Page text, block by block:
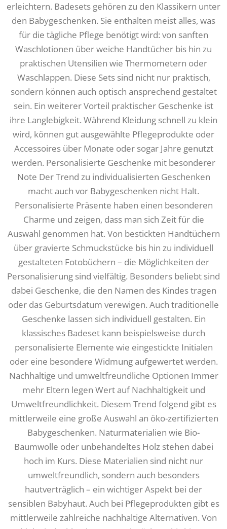
erleichtern. Badesets gehören zu den Klassikern unter
den Babygeschenken. Sie enthalten meist alles, was
für die tägliche Pflege benötigt wird: von sanften
Waschlotionen über weiche Handtücher bis hin zu
praktischen Utensilien wie Thermometern oder
Waschlappen. Diese Sets sind nicht nur praktisch,
sondern können auch optisch ansprechend gestaltet
sein. Ein weiterer Vorteil praktischer Geschenke ist
ihre Langlebigkeit. Während Kleidung schnell zu klein
wird, können gut ausgewählte Pflegeprodukte oder
Accessoires über Monate oder sogar Jahre genutzt
werden. Personalisierte Geschenke mit besonderer
Note Der Trend zu individualisierten Geschenken
macht auch vor Babygeschenken nicht Halt.
Personalisierte Präsente haben einen besonderen
Charme und zeigen, dass man sich Zeit für die
Auswahl genommen hat. Von bestickten Handtüchern
über gravierte Schmuckstücke bis hin zu individuell
gestalteten Fotobüchern – die Möglichkeiten der
Personalisierung sind vielfältig. Besonders beliebt sind
dabei Geschenke, die den Namen des Kindes tragen
oder das Geburtsdatum verewigen. Auch traditionelle
Geschenke lassen sich individuell gestalten. Ein
klassisches Badeset kann beispielsweise durch
personalisierte Elemente wie eingestickte Initialen
oder eine besondere Widmung aufgewertet werden.
Nachhaltige und umweltfreundliche Optionen Immer
mehr Eltern legen Wert auf Nachhaltigkeit und
Umweltfreundlichkeit. Diesem Trend folgend gibt es
mittlerweile eine große Auswahl an öko-zertifizierten
Babygeschenken. Naturmaterialien wie Bio-
Baumwolle oder unbehandeltes Holz stehen dabei
hoch im Kurs. Diese Materialien sind nicht nur
umweltfreundlich, sondern auch besonders
hautverträglich – ein wichtiger Aspekt bei der
sensiblen Babyhaut. Auch bei Pflegeprodukten gibt es
mittlerweile zahlreiche nachhaltige Alternativen. Von